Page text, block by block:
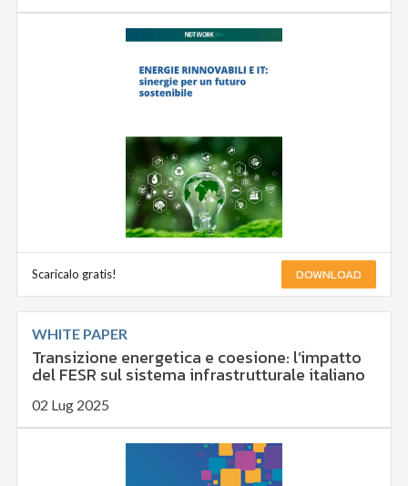
Scaricalo gratis! DOWNLOAD
WHITE PAPER
Transizione energetica e coesione: l’impatto
del FESR sul sistema infrastrutturale italiano
02 Lug 2025